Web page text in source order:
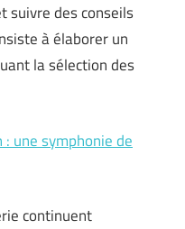
suivre des conseils
à élaborer un
la sélection des
une symphonie de
continuent